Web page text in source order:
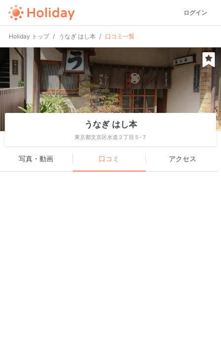
ログイン
Holiday トップ うなぎ はし本 口コミ一覧
うなぎ はし本
東京都文京区水道２丁目５-７
写真・動画 口コミ アクセス